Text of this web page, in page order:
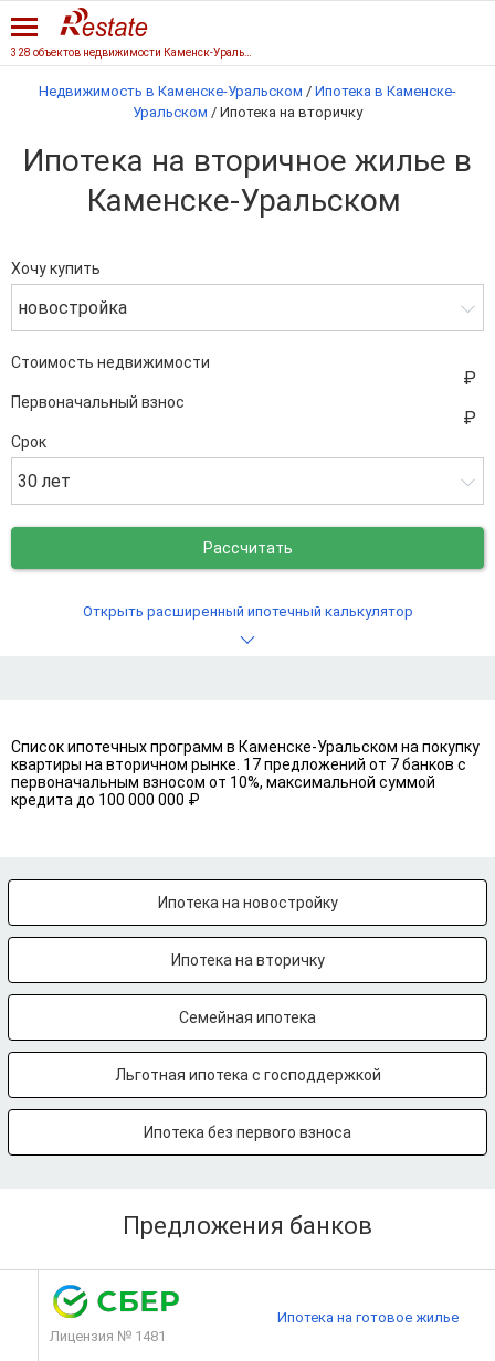
Недвижимость в Каменске-Уральском / Ипотека в Каменске-
Уральском / Ипотека на вторичку
Ипотека на вторичное жилье в
Каменске-Уральском
Хочу купить
новостройка
Стоимость недвижимости
Первоначальный взнос
Срок
30 лет
Рассчитать
Открыть расширенный ипотечный калькулятор
Список ипотечных программ в Каменске-Уральском на покупку
квартиры на вторичном рынке. 17 предложений от 7 банков с
первоначальным взносом от 10%, максимальной суммой
кредита до 100 000 000 ₽
Ипотека на новостройку
Ипотека на вторичку
Семейная ипотека
Льготная ипотека с господдержкой
Ипотека без первого взноса
Предложения банков
Лицензия № 1481
Ипотека на готовое жилье